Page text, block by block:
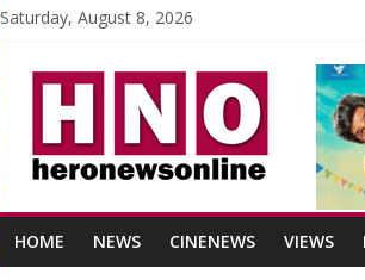
Saturday, August 8, 2026
HOME NEWS CINENEWS VIEWS